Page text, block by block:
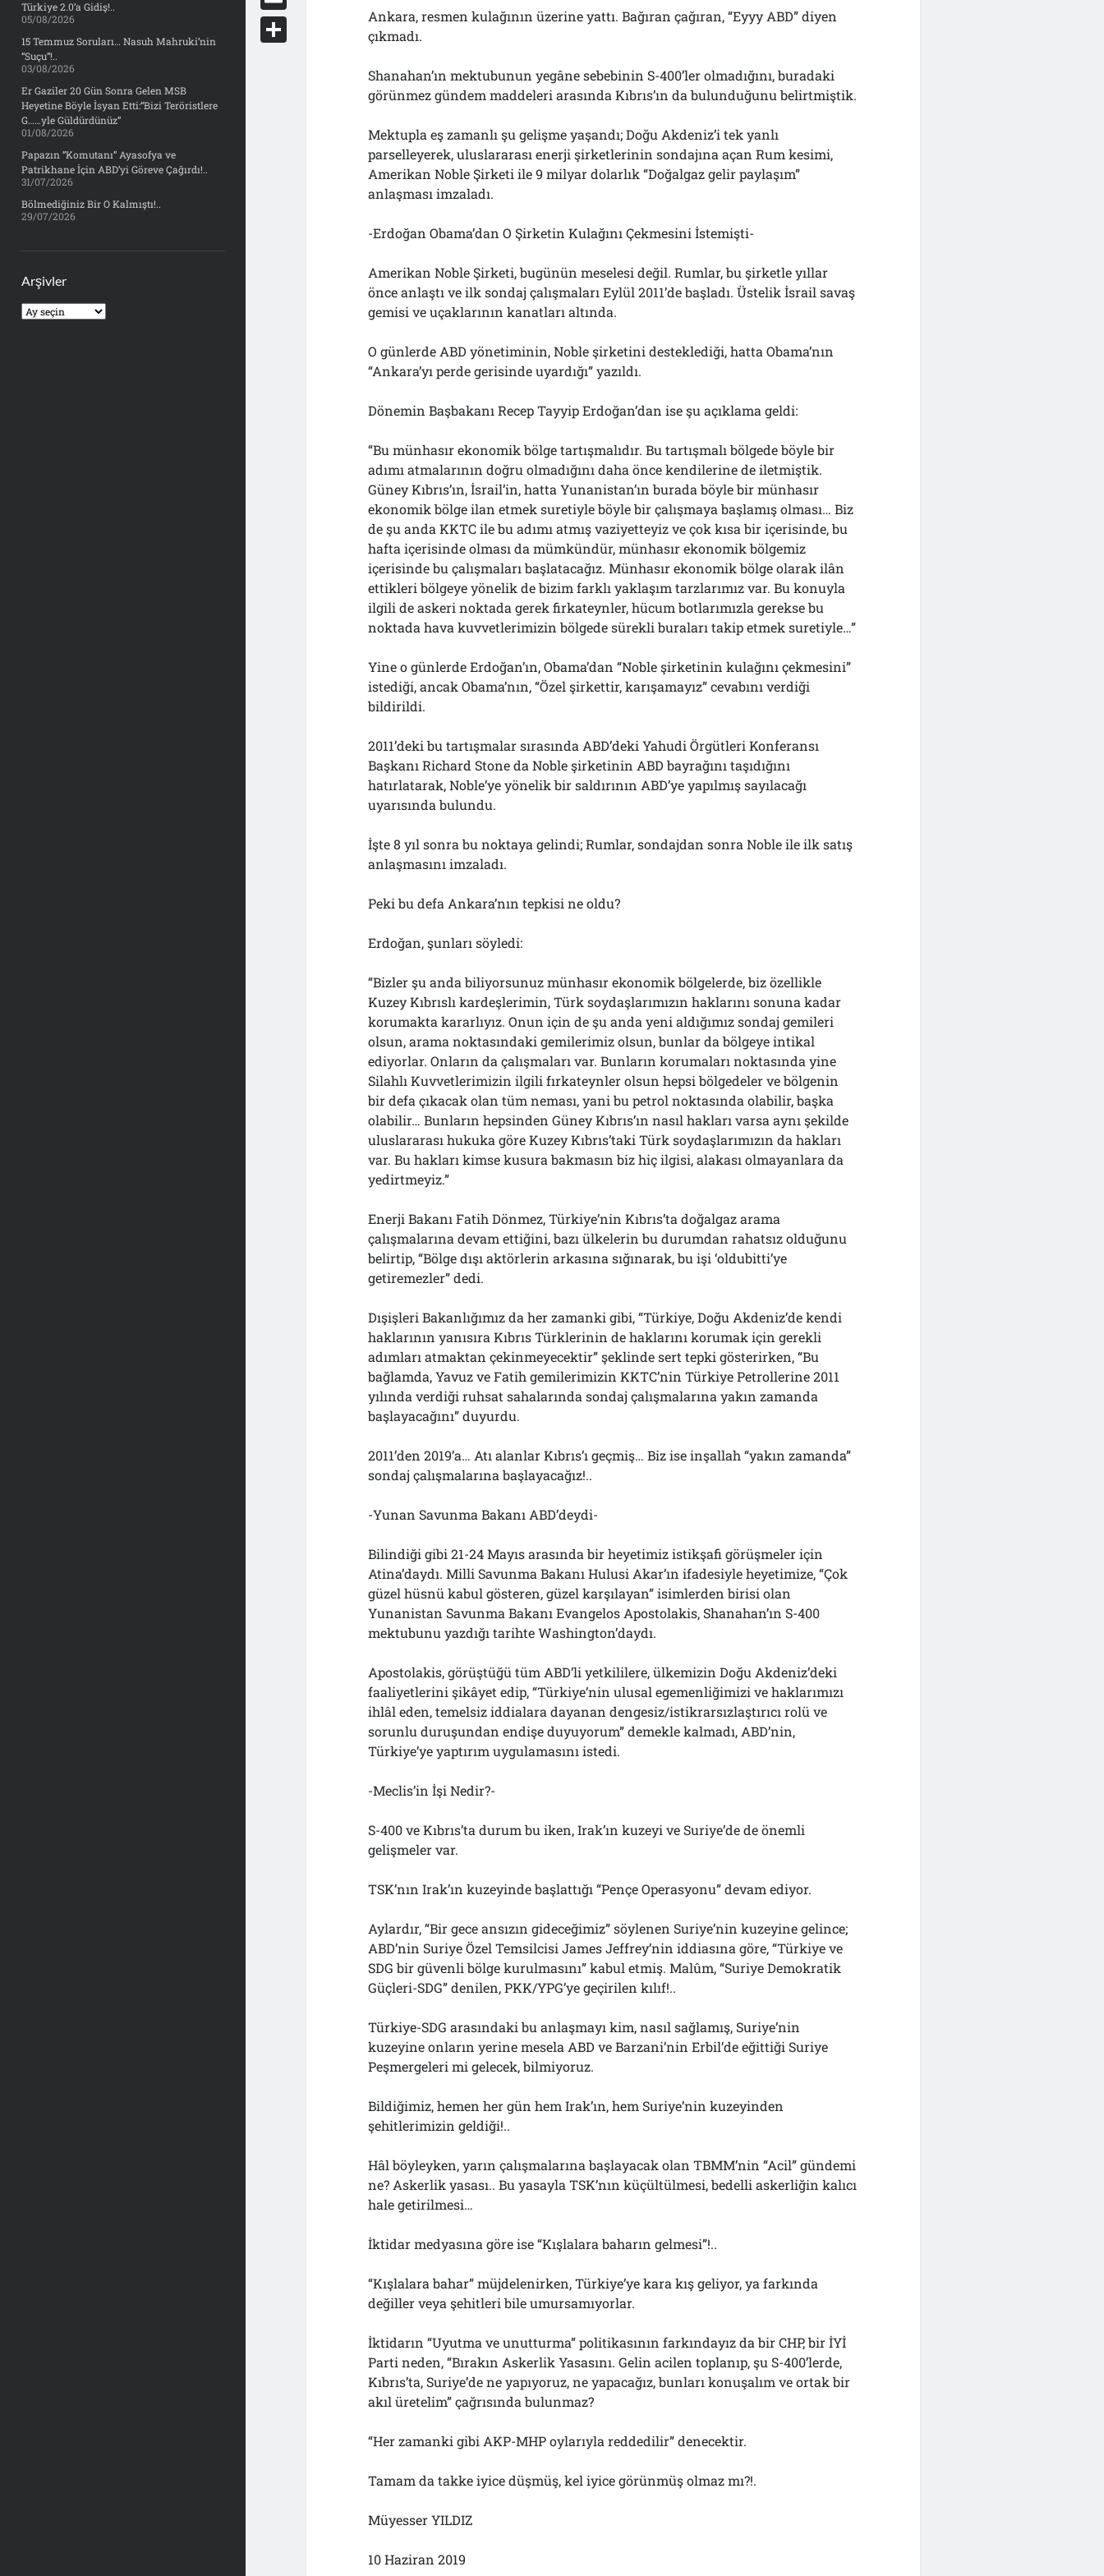
Türkiye 2.0’a Gidiş!..
05/08/2026
15 Temmuz Soruları… Nasuh Mahruki’nin
“Suçu”!..
03/08/2026
Er Gaziler 20 Gün Sonra Gelen MSB
Heyetine Böyle İsyan Etti:“Bizi Teröristlere
G……yle Güldürdünüz”
01/08/2026
Papazın “Komutanı” Ayasofya ve
Patrikhane İçin ABD’yi Göreve Çağırdı!..
31/07/2026
Bölmediğiniz Bir O Kalmıştı!..
29/07/2026
Arşivler
Arşivler
Ankara, resmen kulağının üzerine yattı. Bağıran çağıran, “Eyyy ABD” diyen
çıkmadı.
Shanahan’ın mektubunun yegâne sebebinin S-400’ler olmadığını, buradaki
görünmez gündem maddeleri arasında Kıbrıs’ın da bulunduğunu belirtmiştik.
Mektupla eş zamanlı şu gelişme yaşandı; Doğu Akdeniz’i tek yanlı
parselleyerek, uluslararası enerji şirketlerinin sondajına açan Rum kesimi,
Amerikan Noble Şirketi ile 9 milyar dolarlık “Doğalgaz gelir paylaşım”
anlaşması imzaladı.
-Erdoğan Obama’dan O Şirketin Kulağını Çekmesini İstemişti-
Amerikan Noble Şirketi, bugünün meselesi değil. Rumlar, bu şirketle yıllar
önce anlaştı ve ilk sondaj çalışmaları Eylül 2011’de başladı. Üstelik İsrail savaş
gemisi ve uçaklarının kanatları altında.
O günlerde ABD yönetiminin, Noble şirketini desteklediği, hatta Obama’nın
“Ankara’yı perde gerisinde uyardığı” yazıldı.
Dönemin Başbakanı Recep Tayyip Erdoğan’dan ise şu açıklama geldi:
“Bu münhasır ekonomik bölge tartışmalıdır. Bu tartışmalı bölgede böyle bir
adımı atmalarının doğru olmadığını daha önce kendilerine de iletmiştik.
Güney Kıbrıs’ın, İsrail’in, hatta Yunanistan’ın burada böyle bir münhasır
ekonomik bölge ilan etmek suretiyle böyle bir çalışmaya başlamış olması… Biz
de şu anda KKTC ile bu adımı atmış vaziyetteyiz ve çok kısa bir içerisinde, bu
hafta içerisinde olması da mümkündür, münhasır ekonomik bölgemiz
içerisinde bu çalışmaları başlatacağız. Münhasır ekonomik bölge olarak ilân
ettikleri bölgeye yönelik de bizim farklı yaklaşım tarzlarımız var. Bu konuyla
ilgili de askeri noktada gerek firkateynler, hücum botlarımızla gerekse bu
noktada hava kuvvetlerimizin bölgede sürekli buraları takip etmek suretiyle…”
Yine o günlerde Erdoğan’ın, Obama’dan “Noble şirketinin kulağını çekmesini”
istediği, ancak Obama’nın, “Özel şirkettir, karışamayız” cevabını verdiği
bildirildi.
2011’deki bu tartışmalar sırasında ABD’deki Yahudi Örgütleri Konferansı
Başkanı Richard Stone da Noble şirketinin ABD bayrağını taşıdığını
hatırlatarak, Noble’ye yönelik bir saldırının ABD’ye yapılmış sayılacağı
uyarısında bulundu.
İşte 8 yıl sonra bu noktaya gelindi; Rumlar, sondajdan sonra Noble ile ilk satış
anlaşmasını imzaladı.
Peki bu defa Ankara’nın tepkisi ne oldu?
Erdoğan, şunları söyledi:
“Bizler şu anda biliyorsunuz münhasır ekonomik bölgelerde, biz özellikle
Kuzey Kıbrıslı kardeşlerimin, Türk soydaşlarımızın haklarını sonuna kadar
korumakta kararlıyız. Onun için de şu anda yeni aldığımız sondaj gemileri
olsun, arama noktasındaki gemilerimiz olsun, bunlar da bölgeye intikal
ediyorlar. Onların da çalışmaları var. Bunların korumaları noktasında yine
Silahlı Kuvvetlerimizin ilgili fırkateynler olsun hepsi bölgedeler ve bölgenin
bir defa çıkacak olan tüm neması, yani bu petrol noktasında olabilir, başka
olabilir… Bunların hepsinden Güney Kıbrıs’ın nasıl hakları varsa aynı şekilde
uluslararası hukuka göre Kuzey Kıbrıs’taki Türk soydaşlarımızın da hakları
var. Bu hakları kimse kusura bakmasın biz hiç ilgisi, alakası olmayanlara da
yedirtmeyiz.”
Enerji Bakanı Fatih Dönmez, Türkiye’nin Kıbrıs’ta doğalgaz arama
çalışmalarına devam ettiğini, bazı ülkelerin bu durumdan rahatsız olduğunu
belirtip, “Bölge dışı aktörlerin arkasına sığınarak, bu işi ‘oldubitti’ye
getiremezler” dedi.
Dışişleri Bakanlığımız da her zamanki gibi, “Türkiye, Doğu Akdeniz’de kendi
haklarının yanısıra Kıbrıs Türklerinin de haklarını korumak için gerekli
adımları atmaktan çekinmeyecektir” şeklinde sert tepki gösterirken, “Bu
bağlamda, Yavuz ve Fatih gemilerimizin KKTC’nin Türkiye Petrollerine 2011
yılında verdiği ruhsat sahalarında sondaj çalışmalarına yakın zamanda
başlayacağını” duyurdu.
2011’den 2019’a… Atı alanlar Kıbrıs’ı geçmiş… Biz ise inşallah “yakın zamanda”
sondaj çalışmalarına başlayacağız!..
-Yunan Savunma Bakanı ABD’deydi-
Bilindiği gibi 21-24 Mayıs arasında bir heyetimiz istikşafi görüşmeler için
Atina’daydı. Milli Savunma Bakanı Hulusi Akar’ın ifadesiyle heyetimize, “Çok
güzel hüsnü kabul gösteren, güzel karşılayan” isimlerden birisi olan
Yunanistan Savunma Bakanı Evangelos Apostolakis, Shanahan’ın S-400
mektubunu yazdığı tarihte Washington’daydı.
Apostolakis, görüştüğü tüm ABD’li yetkililere, ülkemizin Doğu Akdeniz’deki
faaliyetlerini şikâyet edip, “Türkiye’nin ulusal egemenliğimizi ve haklarımızı
ihlâl eden, temelsiz iddialara dayanan dengesiz/istikrarsızlaştırıcı rolü ve
sorunlu duruşundan endişe duyuyorum” demekle kalmadı, ABD’nin,
Türkiye’ye yaptırım uygulamasını istedi.
-Meclis’in İşi Nedir?-
S-400 ve Kıbrıs’ta durum bu iken, Irak’ın kuzeyi ve Suriye’de de önemli
gelişmeler var.
TSK’nın Irak’ın kuzeyinde başlattığı “Pençe Operasyonu” devam ediyor.
Aylardır, “Bir gece ansızın gideceğimiz” söylenen Suriye’nin kuzeyine gelince;
ABD’nin Suriye Özel Temsilcisi James Jeffrey’nin iddiasına göre, “Türkiye ve
SDG bir güvenli bölge kurulmasını” kabul etmiş. Malûm, “Suriye Demokratik
Güçleri-SDG” denilen, PKK/YPG’ye geçirilen kılıf!..
Türkiye-SDG arasındaki bu anlaşmayı kim, nasıl sağlamış, Suriye’nin
kuzeyine onların yerine mesela ABD ve Barzani’nin Erbil’de eğittiği Suriye
Peşmergeleri mi gelecek, bilmiyoruz.
Bildiğimiz, hemen her gün hem Irak’ın, hem Suriye’nin kuzeyinden
şehitlerimizin geldiği!..
Hâl böyleyken, yarın çalışmalarına başlayacak olan TBMM’nin “Acil” gündemi
ne? Askerlik yasası.. Bu yasayla TSK’nın küçültülmesi, bedelli askerliğin kalıcı
hale getirilmesi…
İktidar medyasına göre ise “Kışlalara baharın gelmesi”!..
“Kışlalara bahar” müjdelenirken, Türkiye’ye kara kış geliyor, ya farkında
değiller veya şehitleri bile umursamıyorlar.
İktidarın “Uyutma ve unutturma” politikasının farkındayız da bir CHP, bir İYİ
Parti neden, “Bırakın Askerlik Yasasını. Gelin acilen toplanıp, şu S-400’lerde,
Kıbrıs’ta, Suriye’de ne yapıyoruz, ne yapacağız, bunları konuşalım ve ortak bir
akıl üretelim” çağrısında bulunmaz?
“Her zamanki gibi AKP-MHP oylarıyla reddedilir” denecektir.
Tamam da takke iyice düşmüş, kel iyice görünmüş olmaz mı?!.
Müyesser YILDIZ
10 Haziran 2019
y
db
d
d
o
c
E